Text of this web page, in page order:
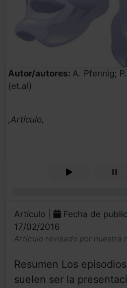
Autor/autores: A. Pfennig;
(et.al)
,Artículo,
Artículo |
Fecha de
17/02/2016
Artículo revisado por nuestra
Resumen Los
suelen ser la